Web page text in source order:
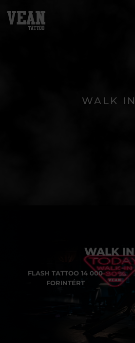
WALK IN
WALK IN
FLASH TATTOO 14 000
FORINTÉRT